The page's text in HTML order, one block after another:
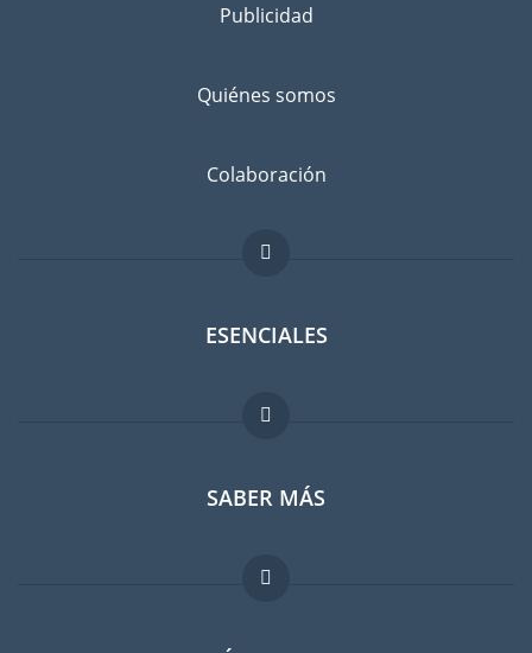
Publicidad
Quiénes somos
Colaboración
ESENCIALES
Foro para expatriados
Guia para expatriados
Trabajos en el extranjero
SABER MÁS
FAQ